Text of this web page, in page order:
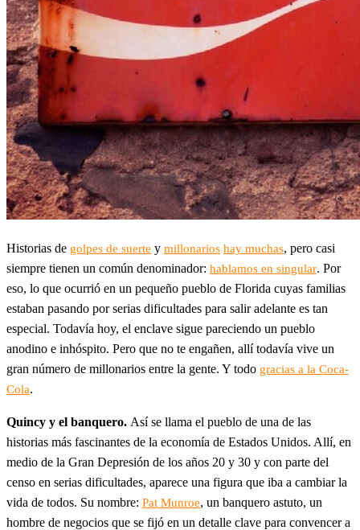
Historias de golpes de suerte y millonarios hay muchas, pero casi
siempre tienen un común denominador: hablamos en singular. Por
eso, lo que ocurrió en un pequeño pueblo de Florida cuyas familias
estaban pasando por serias dificultades para salir adelante es tan
especial. Todavía hoy, el enclave sigue pareciendo un pueblo
anodino e inhóspito. Pero que no te engañen, allí todavía vive un
gran número de millonarios entre la gente. Y todo gracias a la Coca-
Cola.
Quincy y el banquero. Así se llama el pueblo de una de las
historias más fascinantes de la economía de Estados Unidos. Allí, en
medio de la Gran Depresión de los años 20 y 30 y con parte del
censo en serias dificultades, aparece una figura que iba a cambiar la
vida de todos. Su nombre: Pat Munroe, un banquero astuto, un
hombre de negocios que se fijó en un detalle clave para convencer a